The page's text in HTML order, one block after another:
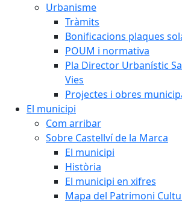
Urbanisme
Tràmits
Bonificacions plaques
POUM i normativa
Pla Director Urbanístic
Vies
Projectes i obres
El municipi
Com arribar
Sobre Castellví de la Marca
El municipi
Història
El municipi en xifres
Mapa del Patrimoni